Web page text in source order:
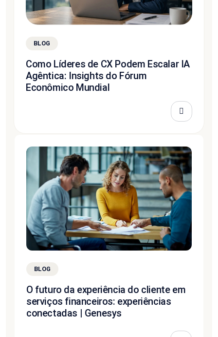
BLOG
Como Líderes de CX Podem Escalar IA
Agêntica: Insights do Fórum
Econômico Mundial
BLOG
O futuro da experiência do cliente em
serviços financeiros: experiências
conectadas | Genesys